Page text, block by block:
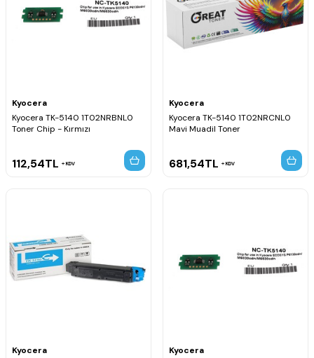
Kyocera
Kyocera TK-5140 1T02NRBNL0
Toner Chip - Kırmızı
112,54TL KDV
Kyocera
Kyocera TK-5140 1T02NRCNL0
Mavi Muadil Toner
681,54TL KDV
Kyocera
Kyocera